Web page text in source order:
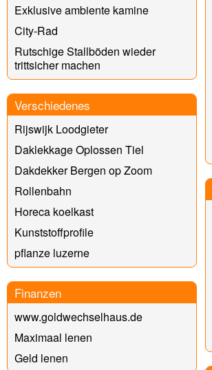
Exklusive ambiente kamine
City-Rad
Rutschige Stallböden wieder
trittsicher machen
Verschiedenes
Rijswijk Loodgieter
Daklekkage Oplossen Tiel
Dakdekker Bergen op Zoom
Rollenbahn
Horeca koelkast
Kunststoffprofile
pflanze luzerne
Finanzen
www.goldwechselhaus.de
Maximaal lenen
Geld lenen